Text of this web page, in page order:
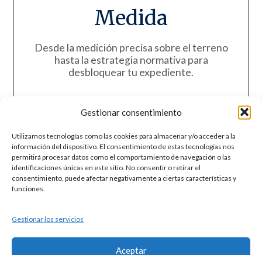
Gestionar consentimiento
Utilizamos tecnologías como las cookies para almacenar y/o acceder a la
información del dispositivo. El consentimiento de estas tecnologías nos
permitirá procesar datos como el comportamiento de navegación o las
identificaciones únicas en este sitio. No consentir o retirar el
consentimiento, puede afectar negativamente a ciertas características y
funciones.
Gestionar los servicios
Aceptar
Medida
Desde la medición precisa sobre el terreno
hasta la estrategia normativa para
desbloquear tu expediente.